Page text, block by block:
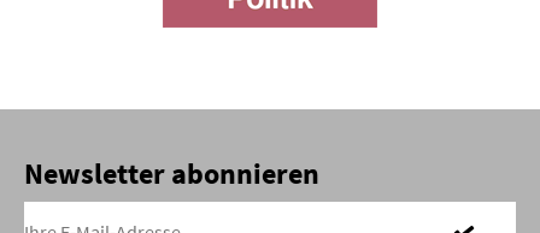
Newsletter abonnieren